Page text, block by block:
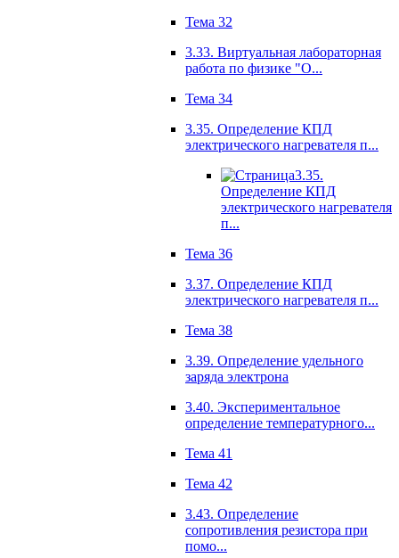
Тема 32
3.33. Виртуальная лабораторная
работа по физике "О...
Тема 34
3.35. Определение КПД
электрического нагревателя п...
3.35.
Определение КПД
электрического нагревателя
п...
Тема 36
3.37. Определение КПД
электрического нагревателя п...
Тема 38
3.39. Определение удельного
заряда электрона
3.40. Экспериментальное
определение температурного...
Тема 41
Тема 42
3.43. Определение
сопротивления резистора при
помо...